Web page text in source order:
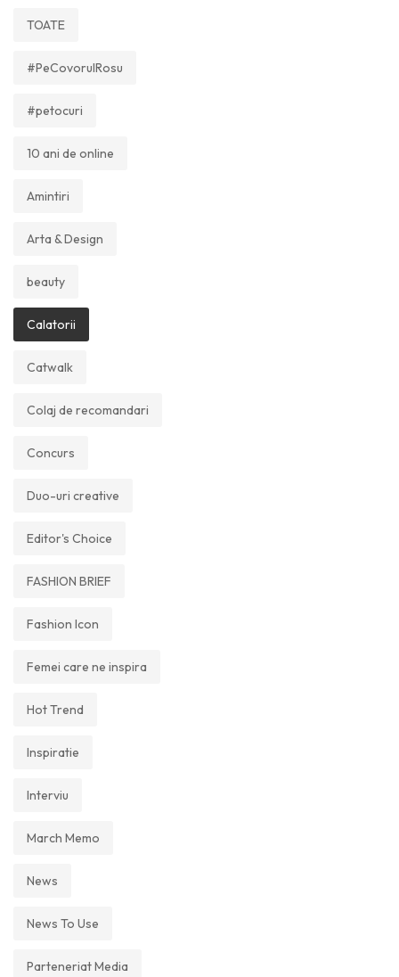
TOATE
#PeCovorulRosu
#petocuri
10 ani de online
Amintiri
Arta & Design
beauty
Calatorii
Catwalk
Colaj de recomandari
Concurs
Duo-uri creative
Editor's Choice
FASHION BRIEF
Fashion Icon
Femei care ne inspira
Hot Trend
Inspiratie
Interviu
March Memo
News
News To Use
Parteneriat Media